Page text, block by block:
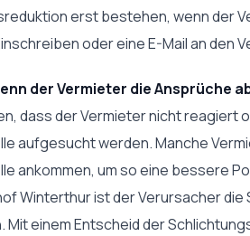
erst bestehen, wenn der
oder eine E-Mail an den
der Vermieter die Ansprüche
dass der Vermieter nicht reagiert
aufgesucht werden. Manche
ankommen, um so eine bessere
Winterthur ist der Verursacher
einem Entscheid der